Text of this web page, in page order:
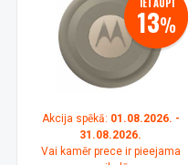
13%
Akcija spēkā: 01.08.2026. -
31.08.2026.
Vai kamēr prece ir pieejama